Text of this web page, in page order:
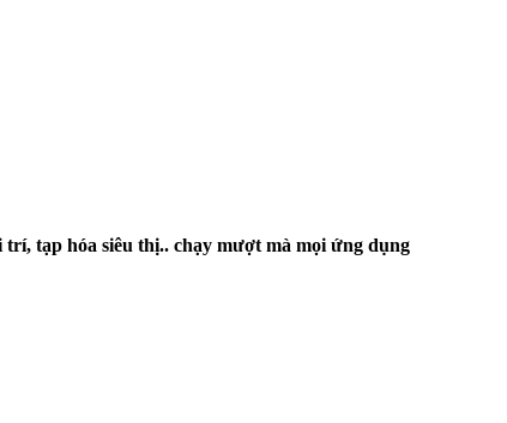
tạp hóa siêu thị.. chạy mượt mà mọi ứng dụng